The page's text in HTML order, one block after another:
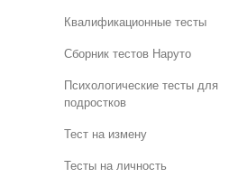
Квалификационные тесты
Сборник тестов Наруто
Психологические тесты для
подростков
Тест на измену
Тесты на личность